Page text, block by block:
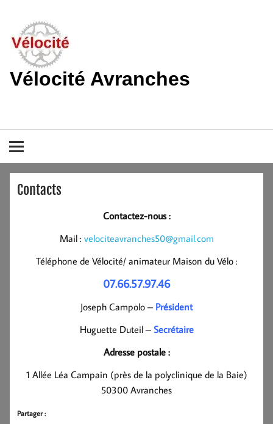
content
Vélocité Avranches
Contacts
Contactez-nous :
Mail : velociteavranches50@gmail.com
Téléphone de Vélocité/ animateur Maison du Vélo :
07.66.57.97.46
Joseph Campolo – Président
Huguette Duteil – Secrétaire
Adresse postale :
1 Allée Léa Campain (près de la polyclinique de la Baie)
50300 Avranches
Partager :